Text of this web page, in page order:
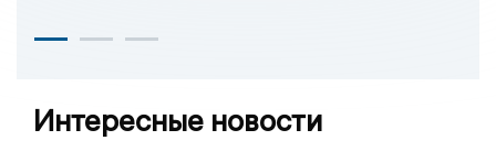
Интересные новости